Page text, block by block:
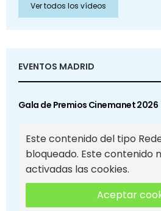
Ver todos los vídeos
EVENTOS MADRID
Gala de Premios Cinemanet 2026
Este contenido del tipo
bloqueado. Este contenido
activadas las cookies.
Aceptar